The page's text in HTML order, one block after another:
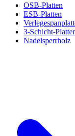
OSB-Platten
ESB-Platten
3-Schicht-
Nadelsperrholz